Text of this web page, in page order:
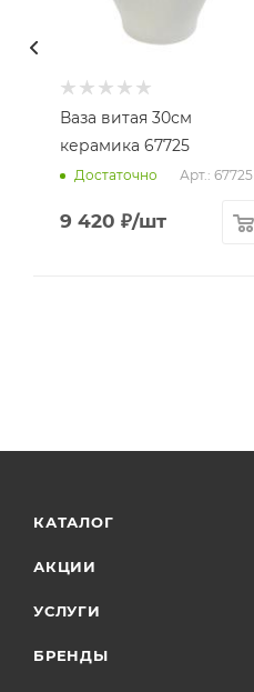
Ваза витая 30см
керамика 67725
Достаточно Арт.: 67725
9 420 ₽/шт
КАТАЛОГ
АКЦИИ
УСЛУГИ
БРЕНДЫ